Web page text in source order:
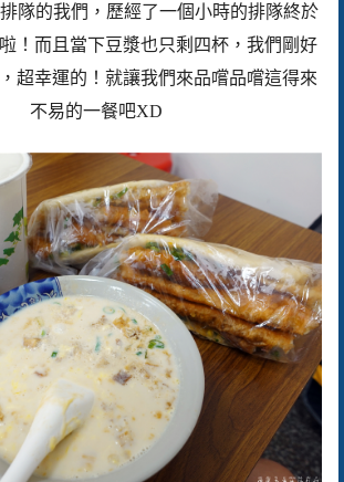
隊的我們，歷經了一個小時的排隊終於
！而且當下豆漿也只剩四杯，我們剛好
超幸運的！就讓我們來品嚐品嚐這得來
不易的一餐吧XD